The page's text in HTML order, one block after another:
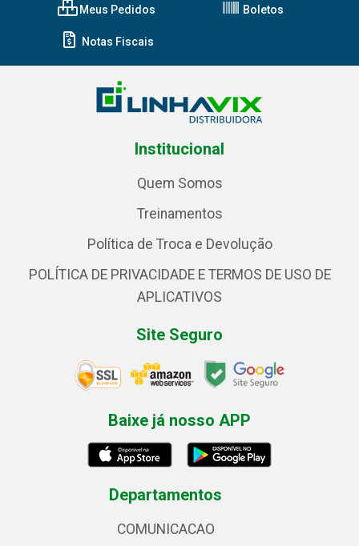
Meus Pedidos Boletos
Notas Fiscais
Institucional
Quem Somos
Treinamentos
Política de Troca e Devolução
POLÍTICA DE PRIVACIDADE E TERMOS DE USO DE
APLICATIVOS
Site Seguro
Baixe já nosso APP
Departamentos
COMUNICACAO